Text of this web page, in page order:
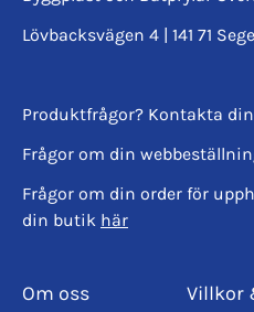
Lövbacksvägen 4 | 141 71
Produktfrågor? Kontakta
Frågor om din
Frågor om din order för
din butik här
Om oss Villkor